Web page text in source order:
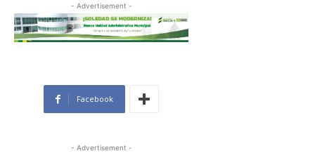
- Advertisement -
Facebook
- Advertisement -